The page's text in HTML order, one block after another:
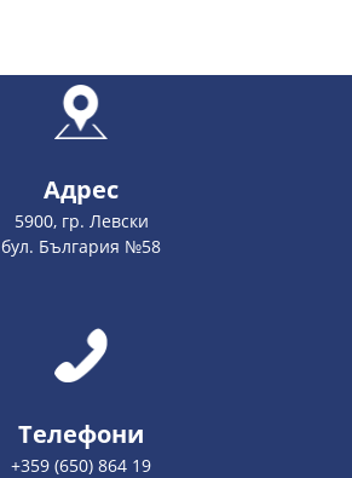
Адрес
5900, гр. Левски
бул. България №58
Телефони
+359 (650) 864 19